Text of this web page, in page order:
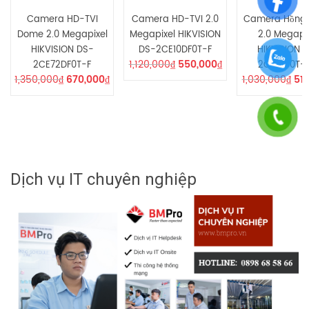
Camera HD-TVI
Dome 2.0 Megapixel
HIKVISION DS-
2CE72DF0T-F
1,350,000₫ 670,000₫
Camera HD-TVI 2.0
Megapixel HIKVISION
DS-2CE10DF0T-F
1,120,000₫ 550,000₫
Camera Hồng
2.0
HIKVISION
2CE16D0T-
1,030,000₫
Dịch vụ IT chuyên nghiệp